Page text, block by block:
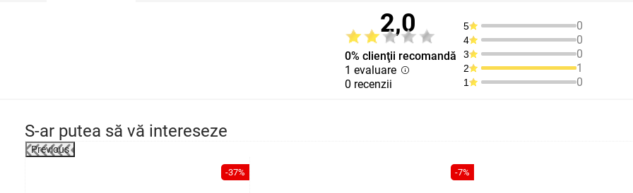
2,0
0% clienţii recomandă
1 evaluare
0 recenzii
5 0
4 0
3 0
2 1
1 0
S-ar putea să vă intereseze
Previous
-37% -7%